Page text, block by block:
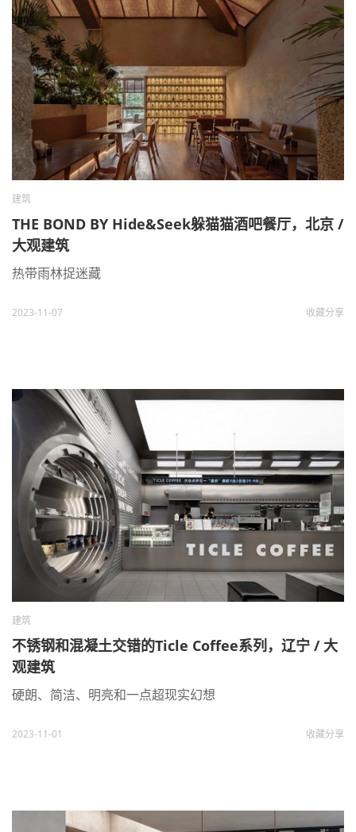
建筑
THE BOND BY Hide&Seek躲猫猫酒吧餐厅，北京 /
大观建筑
热带雨林捉迷藏
2023-11-07 收藏分享
建筑
不锈钢和混凝土交错的Ticle Coffee系列，辽宁 / 大
观建筑
硬朗、简洁、明亮和一点超现实幻想
2023-11-01 收藏分享